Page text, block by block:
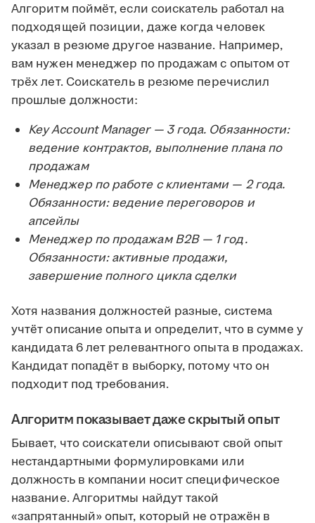
Алгоритм поймёт, если соискатель работал на
подходящей позиции, даже когда человек
указал в резюме другое название. Например,
вам нужен менеджер по продажам с опытом от
трёх лет. Соискатель в резюме перечислил
прошлые должности:
Key Account Manager — 3 года. Обязанности:
ведение контрактов, выполнение плана по
продажам
Менеджер по работе с клиентами — 2 года.
Обязанности: ведение переговоров и
апсейлы
Менеджер по продажам B2B — 1 год.
Обязанности: активные продажи,
завершение полного цикла сделки
Хотя названия должностей разные, система
учтёт описание опыта и определит, что в сумме у
кандидата 6 лет релевантного опыта в продажах.
Кандидат попадёт в выборку, потому что он
подходит под требования.
Алгоритм показывает даже скрытый опыт
Бывает, что соискатели описывают свой опыт
нестандартными формулировками или
должность в компании носит специфическое
название. Алгоритмы найдут такой
«запрятанный» опыт, который не отражён в